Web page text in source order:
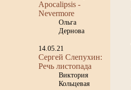
Apocalipsis -
Nevermore
Ольга
Дернова
14.05.21
Сергей Слепухин:
Речь листопада
Виктория
Кольцевая